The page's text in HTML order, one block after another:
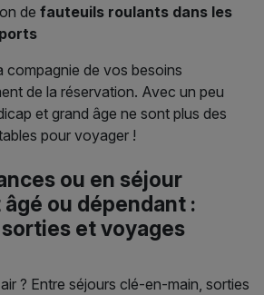
de fauteuils roulants dans les
compagnie de vos besoins
de la réservation. Avec un peu
et grand âge ne sont plus des
pour voyager !
ou en séjour
ou dépendant :
et voyages
? Entre séjours clé-en-main, sorties